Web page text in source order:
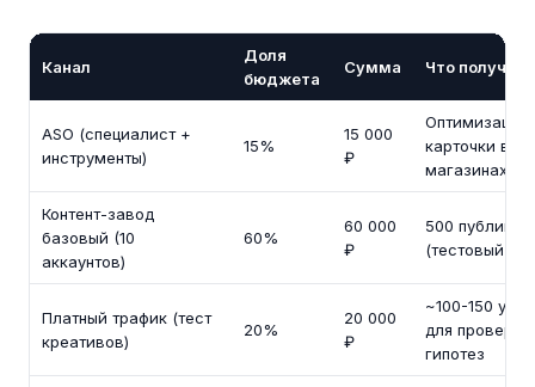
Канал
Доля
бюджета
Сумма Что получите
ASO (специалист +
инструменты)
15%
15 000
₽
Оптимизация
карточки в 4
магазинах
Контент-завод
базовый (10
аккаунтов)
60%
60 000
₽
500
(тестовый
Платный трафик (тест
креативов)
20%
20 000
₽
~100-150
для проверки
гипотез